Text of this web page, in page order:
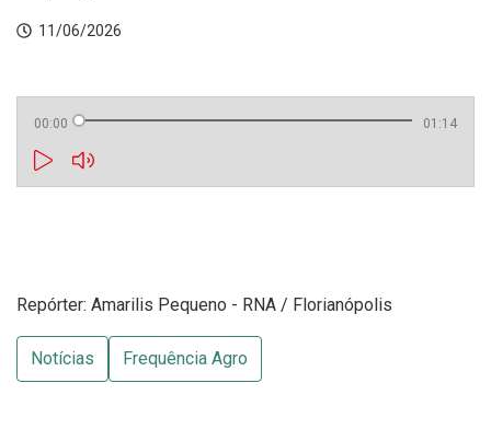
11/06/2026
00:00 01:14
Repórter: Amarilis Pequeno - RNA / Florianópolis
Notícias Frequência Agro